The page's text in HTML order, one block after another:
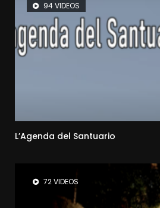
94 VIDEOS
L’Agenda del Santuario
72 VIDEOS